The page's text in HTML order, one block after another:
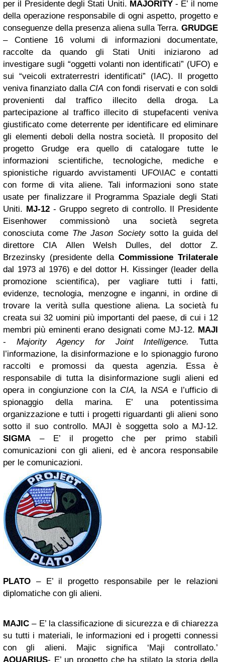
per il Presidente degli Stati Uniti. MAJORITY- E’ il nome
della operazione responsabile di ogni aspetto, progetto e
conseguenze della presenza aliena sulla Terra. GRUDGE
– Contiene 16 volumi di informazioni documentate,
raccolte da quando gli Stati Uniti iniziarono ad
investigare sugli “oggetti volanti non identificati” (UFO) e
sui “veicoli extraterrestri identificati” (IAC). Il progetto
veniva finanziato dalla CIA con fondi riservati e con soldi
provenienti dal traffico illecito della droga. La
partecipazione al traffico illecito di stupefacenti veniva
giustificato come deterrente per identificare ed eliminare
gli elementi deboli della nostra società. Il proposito del
progetto Grudge era quello di catalogare tutte le
informazioni scientifiche, tecnologiche, mediche e
spionistiche riguardo avvistamenti UFO\IAC e contatti
con forme di vita aliene. Tali informazioni sono state
usate per finalizzare il Programma Spaziale degli Stati
Uniti. MJ-12 -Gruppo segreto di controllo. Il Presidente
Eisenhower commissionò una società segreta
conosciuta come The Jason Societysotto la guida del
direttore CIA Allen Welsh Dulles, del dottor Z.
Brzezinsky (presidente della Commissione Trilaterale
dal 1973 al 1976) e del dottor H. Kissinger (leader della
promozione scientifica), per vagliare tutti i fatti,
evidenze, tecnologia, menzogne e inganni, in ordine di
trovare la verità sulla questione aliena. La società fu
creata sui 32 uomini più importanti del paese, di cui i 12
membri più eminenti erano designati come MJ-12. MAJI
- Majority Agency for Joint Intelligence.Tutta
l’informazione, la disinformazione e lo spionaggiofurono
raccolti e promossi da questa agenzia. Essa è
responsabile di tutta la disinformazione sugli alieni ed
opera in congiunzione con la CIA, la NSA e l’ufficio di
spionaggio della marina. E’ una potentissima
organizzazione e tutti i progetti riguardanti gli alieni sono
sotto il suo controllo. MAJI è soggetta solo a MJ-12.
SIGMA – E’ il progetto che per primo stabilì
comunicazioni con gli alieni, ed è ancora responsabile
per le comunicazioni.
PLATO – E’ il progetto responsabile per le relazioni
diplomatiche con gli alieni.
MAJIC – E’ la classificazione di sicurezza e di chiarezza
su tutti i materiali, le informazioni ed i progetti connessi
con gli alieni. Majic significa ‘Maji controllato.’
AQUARIUS- E’ un progetto che ha stilato la storia della